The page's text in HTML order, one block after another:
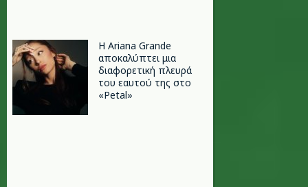
Η Ariana Grande
αποκαλύπτει μια
διαφορετική πλευρά
του εαυτού της στο
«Petal»